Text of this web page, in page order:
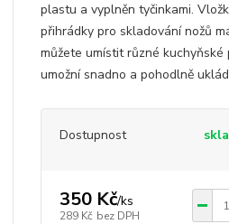
plastu a vyplněn tyčinkami.
přihrádky pro skladování nožů
můžete umístit různé
umožní snadno a pohodlně
Dostupnost
350 Kč/ks
289 Kč bez DPH